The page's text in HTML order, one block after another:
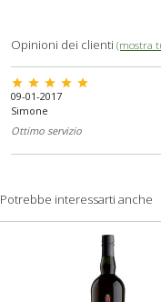
Opinioni dei clienti (mostra
star star star star star
09-01-2017
Simone
Ottimo servizio
Potrebbe interessarti anche